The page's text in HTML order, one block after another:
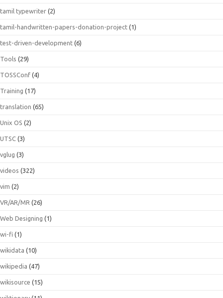
tamil typewriter (2)
tamil-handwritten-papers-donation-project (1)
test-driven-development (6)
Tools (29)
TOSSConf (4)
Training (17)
translation (65)
Unix OS (2)
UTSC (3)
vglug (3)
videos (322)
vim (2)
VR/AR/MR (26)
Web Designing (1)
wi-fi (1)
wikidata (10)
wikipedia (47)
wikisource (15)